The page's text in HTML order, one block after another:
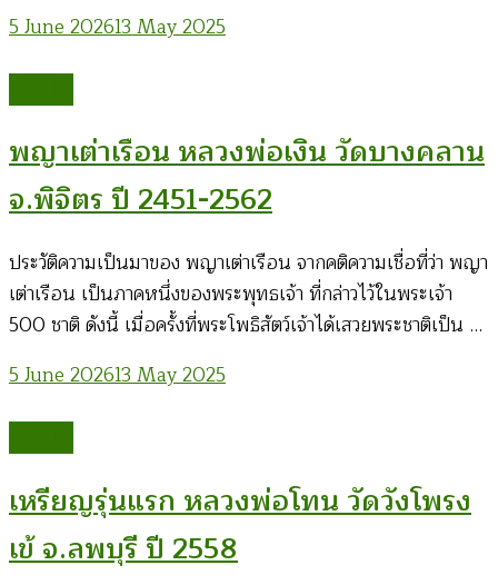
5 June 202613 May 2025
พญาเต่าเรือน หลวงพ่อเงิน วัดบางคลาน
จ.พิจิตร ปี 2451-2562
ประวัติความเป็นมาของ พญาเต่าเรือน จากคติความเชื่อที่ว่า พญา
เต่าเรือน เป็นภาคหนึ่งของพระพุทธเจ้า ที่กล่าวไว้ในพระเจ้า
500 ชาติ ดังนี้ เมื่อครั้งที่พระโพธิสัตว์เจ้าได้เสวยพระชาติเป็น …
5 June 202613 May 2025
เหรียญรุ่นแรก หลวงพ่อโทน วัดวังโพรง
เข้ จ.ลพบุรี ปี 2558